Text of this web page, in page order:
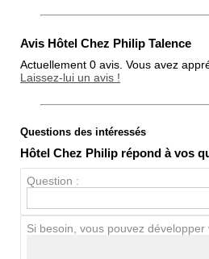
Avis Hôtel Chez Philip Talence
Actuellement 0 avis. Vous avez
Laissez-lui un avis !
Note globale
Questions des intéressés
Hôtel Chez Philip répond à vos
Question :
Si besoin, vous pouvez